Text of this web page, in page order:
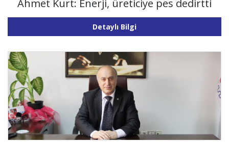
Ahmet Kurt: Enerji, üreticiye pes dedirtti
Detaylı Bilgi